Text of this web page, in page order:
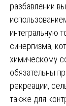
разбавлении
интегральную
синергизма,
химическому
обязательны
рекреации,
также для